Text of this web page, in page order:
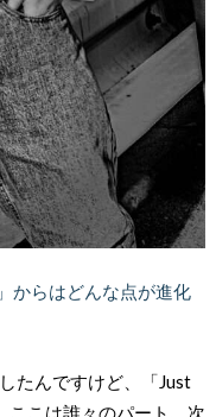
からはどんな点が進化
たんですけど、「Just
ここは誰々のパート、次